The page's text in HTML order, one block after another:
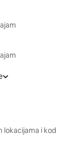
lokacijama i kod